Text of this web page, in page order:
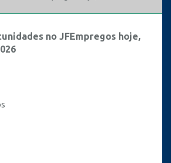
no JFEmpregos hoje,